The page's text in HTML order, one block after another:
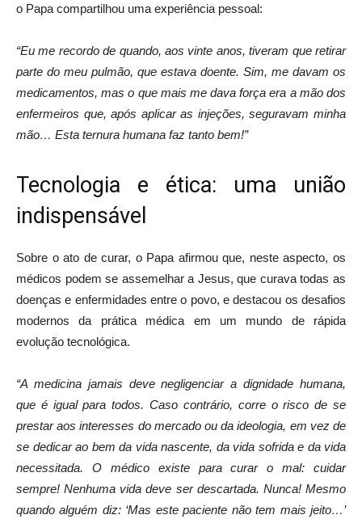
o Papa compartilhou uma experiência pessoal:
“Eu me recordo de quando, aos vinte anos, tiveram que retirar
parte do meu pulmão, que estava doente. Sim, me davam os
medicamentos, mas o que mais me dava força era a mão dos
enfermeiros que, após aplicar as injeções, seguravam minha
mão… Esta ternura humana faz tanto bem!”
Tecnologia e ética: uma união
indispensável
Sobre o ato de curar, o Papa afirmou que, neste aspecto, os
médicos podem se assemelhar a Jesus, que curava todas as
doenças e enfermidades entre o povo, e destacou os desafios
modernos da prática médica em um mundo de rápida
evolução tecnológica.
“A medicina jamais deve negligenciar a dignidade humana,
que é igual para todos. Caso contrário, corre o risco de se
prestar aos interesses do mercado ou da ideologia, em vez de
se dedicar ao bem da vida nascente, da vida sofrida e da vida
necessitada. O médico existe para curar o mal: cuidar
sempre! Nenhuma vida deve ser descartada. Nunca! Mesmo
quando alguém diz: ‘Mas este paciente não tem mais jeito…’